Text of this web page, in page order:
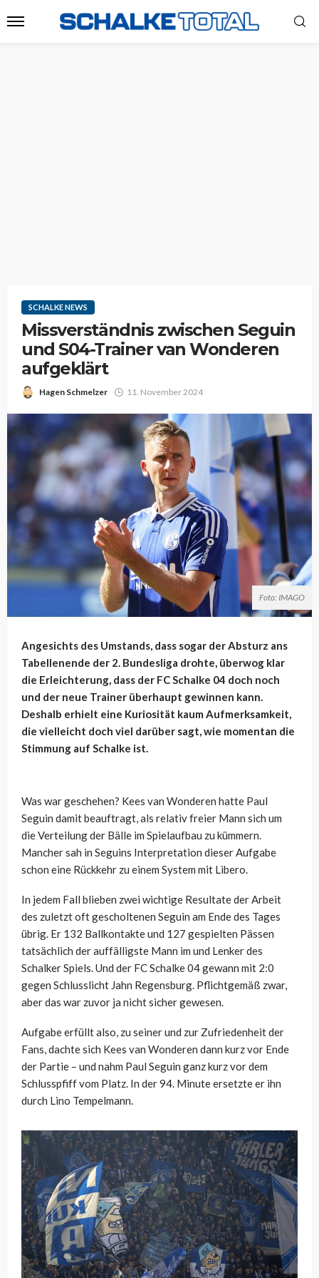
SCHALKE NEWS
Missverständnis zwischen Seguin
und S04-Trainer van Wonderen
aufgeklärt
Hagen Schmelzer 11. November 2024
Foto: IMAGO
Angesichts des Umstands, dass sogar der Absturz ans
Tabellenende der 2. Bundesliga drohte, überwog klar
die Erleichterung, dass der FC Schalke 04 doch noch
und der neue Trainer überhaupt gewinnen kann.
Deshalb erhielt eine Kuriosität kaum Aufmerksamkeit,
die vielleicht doch viel darüber sagt, wie momentan die
Stimmung auf Schalke ist.
Was war geschehen? Kees van Wonderen hatte Paul
Seguin damit beauftragt, als relativ freier Mann sich um
die Verteilung der Bälle im Spielaufbau zu kümmern.
Mancher sah in Seguins Interpretation dieser Aufgabe
schon eine Rückkehr zu einem System mit Libero.
In jedem Fall blieben zwei wichtige Resultate der Arbeit
des zuletzt oft gescholtenen Seguin am Ende des Tages
übrig. Er 132 Ballkontakte und 127 gespielten Pässen
tatsächlich der auffälligste Mann im und Lenker des
Schalker Spiels. Und der FC Schalke 04 gewann mit 2:0
gegen Schlusslicht Jahn Regensburg. Pflichtgemäß zwar,
aber das war zuvor ja nicht sicher gewesen.
Aufgabe erfüllt also, zu seiner und zur Zufriedenheit der
Fans, dachte sich Kees van Wonderen dann kurz vor Ende
der Partie – und nahm Paul Seguin ganz kurz vor dem
Schlusspfiff vom Platz. In der 94. Minute ersetzte er ihn
durch Lino Tempelmann.